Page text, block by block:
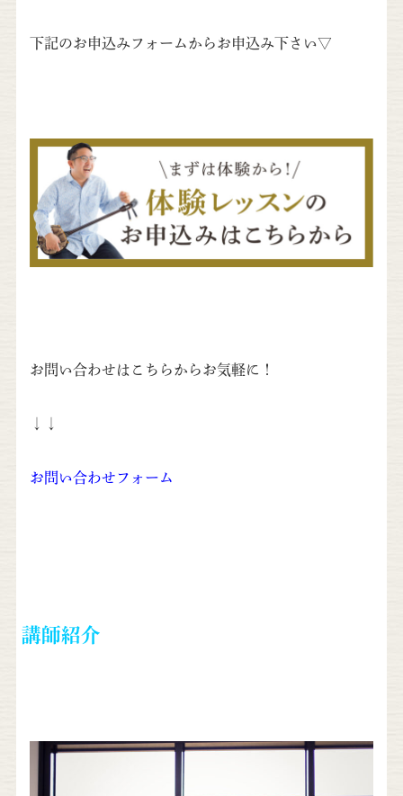
下記のお申込みフォームからお申込み下さい▽
お問い合わせはこちらからお気軽に！
お問い合わせフォーム
講師紹介